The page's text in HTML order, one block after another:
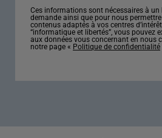
Ces informations sont nécessaires à
demande ainsi que pour nous
contenus adaptés à vos centres
“informatique et libertés”, vous pouvez
aux données vous concernant en nous
notre page « Politique de confidentialité